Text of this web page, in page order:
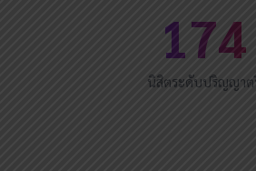
174
นิสิตระดับปริญญาต